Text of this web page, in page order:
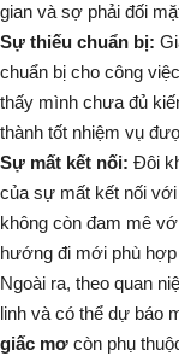
gian và sợ phải đối
Sự thiếu chuẩn bị:
chuẩn bị cho công
thấy mình chưa đủ
thành tốt nhiệm vụ
Sự mất kết nối: Đôi
của sự mất kết nối
không còn đam mê
hướng đi mới phù
Ngoài ra, theo quan
linh và có thể dự báo
giấc mơ còn phụ